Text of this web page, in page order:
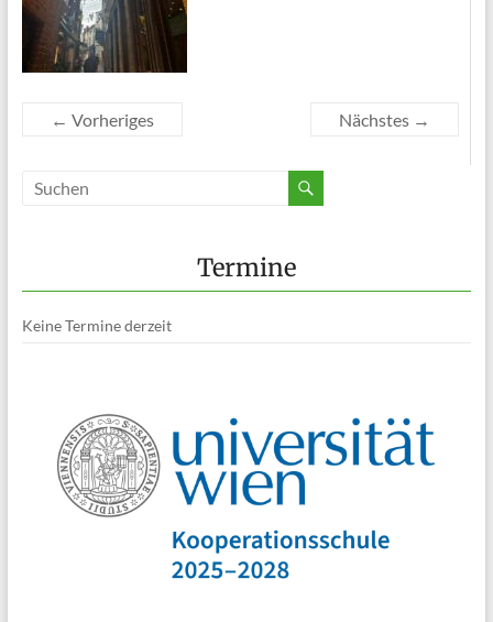
← Vorheriges Nächstes →
Termine
Keine Termine derzeit